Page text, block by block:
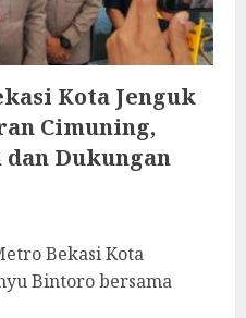
Kota Jenguk
Cimuning,
Dukungan
Bekasi Kota
Bintoro bersama